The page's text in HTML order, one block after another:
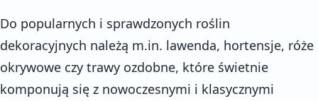
Do popularnych i sprawdzonych roślin
dekoracyjnych należą m.in. lawenda, hortensje, róże
okrywowe czy trawy ozdobne, które świetnie
komponują się z nowoczesnymi i klasycznymi